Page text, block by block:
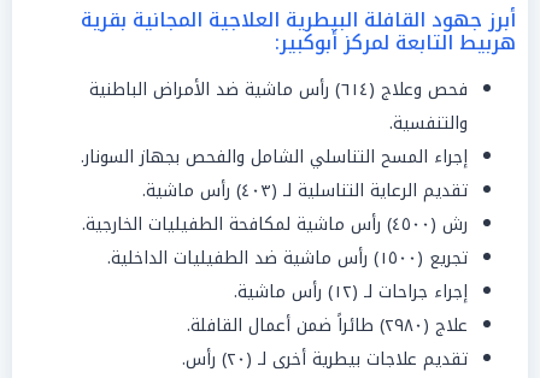
أبرز جهود القافلة البيطرية العلاجية المجانية بقرية
هربيط التابعة لمركز أبوكبير:
فحص وعلاج (٦١٤) رأس ماشية ضد الأمراض الباطنية
والتنفسية.
إجراء المسح التناسلي الشامل والفحص بجهاز السونار.
تقديم الرعاية التناسلية لـ (٤٠٣) رأس ماشية.
️رش (٤٥٠٠) رأس ماشية لمكافحة الطفيليات الخارجية.
تجريع (١٥٠٠) رأس ماشية ضد الطفيليات الداخلية.
إجراء جراحات لـ (١٢) رأس ماشية.
علاج (٢٩٨٠) طائراً ضمن أعمال القافلة.
تقديم علاجات بيطرية أخرى لـ (٢٠) رأس.